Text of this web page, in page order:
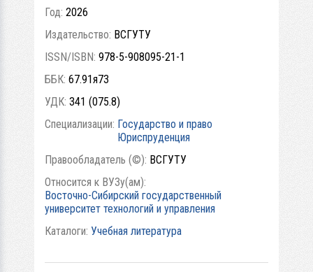
Год: 2026
Издательство: ВСГУТУ
ISSN/ISBN: 978-5-908095-21-1
ББК: 67.91я73
УДК: 341 (075.8)
Специализации: Государство и право
Юриспруденция
Правообладатель (©): ВСГУТУ
Относится к ВУЗу(ам):
Восточно-Сибирский государственный
университет технологий и управления
Каталоги: Учебная литература